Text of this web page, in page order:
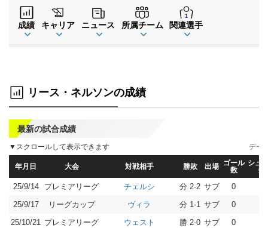
成績 キャリア ニュース 所属チーム 関連選手
リース・ネルソンの成績
最新の試合成績
▼スクロールして表示できます
年月日 大会 対戦相手 勝敗 出場 ゴール
数
シュ
数
25/9/14 プレミアリーグ チェルシ 分 2-2 サブ 0
25/9/17
リーグカップ ヴィラ 分 1-1 サブ 0
25/10/21
プレミアリーグ ウェスト 勝 2-0 サブ 0
デー